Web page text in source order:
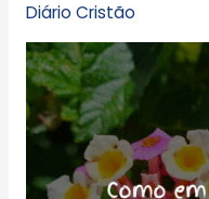
Diário Cristão